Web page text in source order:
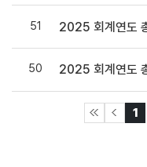
51 2025 회계연도
50 2025 회계연도
1